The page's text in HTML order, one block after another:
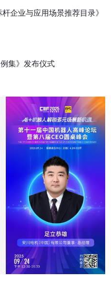
企业与应用场景推荐目录》
集》发布仪式